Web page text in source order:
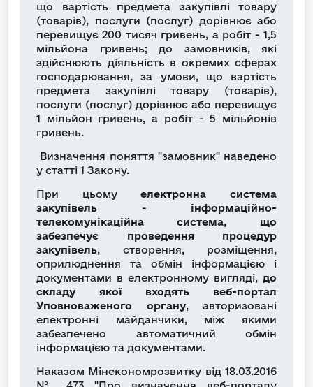
що вартість предмета закупівлі товару
(товарів), послуги (послуг) дорівнює або
перевищує 200 тисяч гривень, а робіт - 1,5
мільйона гривень; до замовників, які
здійснюють діяльність в окремих сферах
господарювання, за умови, що вартість
предмета закупівлі товару (товарів),
послуги (послуг) дорівнює або перевищує
1 мільйон гривень, а робіт - 5 мільйонів
гривень.
Визначення поняття "замовник" наведено
у статті 1 Закону.
При цьомуелектронна система
закупівель - інформаційно-
телекомунікаційна система, що
забезпечує проведення процедур
закупівель, створення, розміщення,
оприлюднення та обмін інформацією і
документами в електронному вигляді, до
складу якої входять веб-портал
Уповноваженого органу, авторизовані
електронні майданчики, між якими
забезпечено автоматичний обмін
інформацією та документами.
Наказом Мінекономрозвитку від 18.03.2016